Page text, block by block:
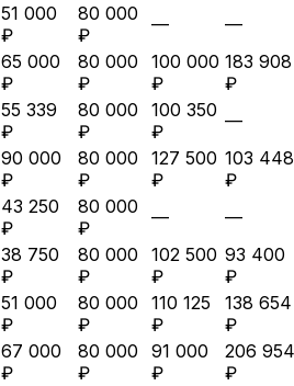
51 000
₽
80 000
₽
—
—
65 000
₽
80 000
₽
100 000
₽
183 908
₽
55 339
₽
80 000
₽
100 350
₽
—
90 000
₽
80 000
₽
127 500
₽
103 448
₽
43 250
₽
80 000
₽
— —
38 750
₽
80 000
₽
102 500
₽
93 400
₽
51 000
₽
80 000
₽
110 125
₽
138 654
₽
67 000
₽
80 000
₽
91 000
₽
206 954
₽